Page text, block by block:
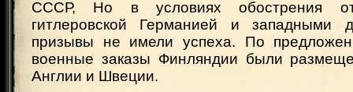
СССР, Но в условиях обострения
гитлеровской Германией и западными
призывы не имели успеха. По
военные заказы Финляндии были
Англии и Швеции.